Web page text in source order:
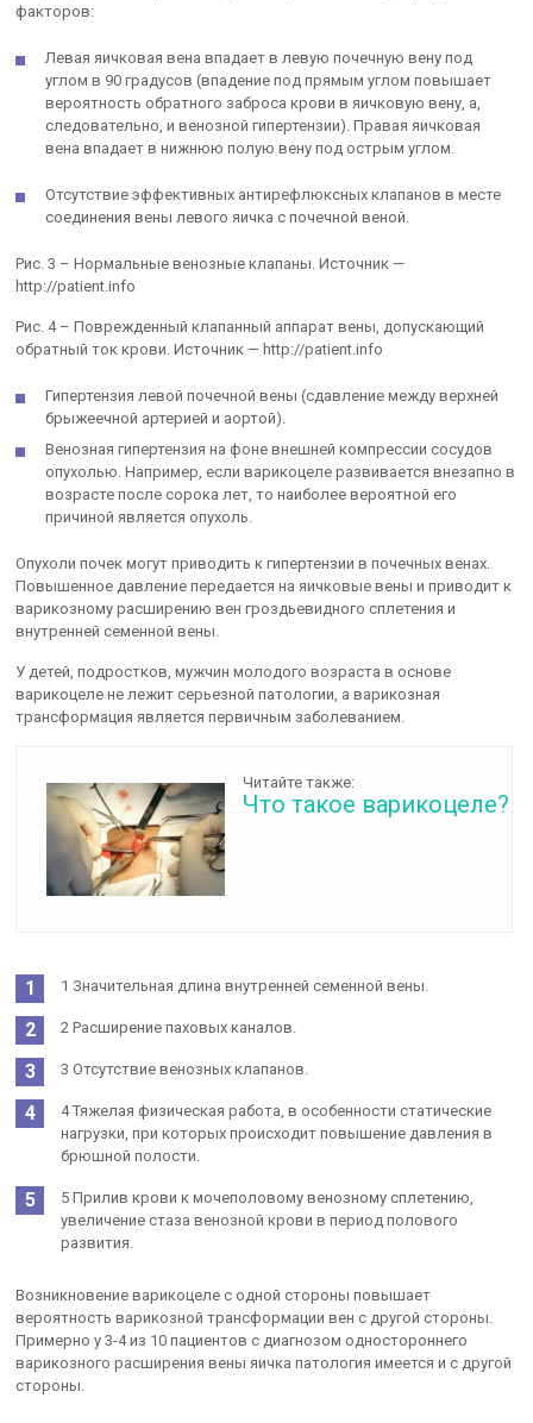
факторов:
Левая яичковая вена впадает в левую почечную вену под
углом в 90 градусов (впадение под прямым углом повышает
вероятность обратного заброса крови в яичковую вену, а,
следовательно, и венозной гипертензии). Правая яичковая
вена впадает в нижнюю полую вену под острым углом.
Отсутствие эффективных антирефлюксных клапанов в месте
соединения вены левого яичка с почечной веной.
Рис. 3 – Нормальные венозные клапаны. Источник —
http://patient.info
Рис. 4 – Поврежденный клапанный аппарат вены, допускающий
обратный ток крови. Источник — http://patient.info
Гипертензия левой почечной вены (сдавление между верхней
брыжеечной артерией и аортой).
Венозная гипертензия на фоне внешней компрессии сосудов
опухолью. Например, если варикоцеле развивается внезапно в
возрасте после сорока лет, то наиболее вероятной его
причиной является опухоль.
Опухоли почек могут приводить к гипертензии в почечных венах.
Повышенное давление передается на яичковые вены и приводит к
варикозному расширению вен гроздьевидного сплетения и
внутренней семенной вены.
У детей, подростков, мужчин молодого возраста в основе
варикоцеле не лежит серьезной патологии, а варикозная
трансформация является первичным заболеванием.
Читайте также:
Что такое варикоцеле?
1 Значительная длина внутренней семенной вены.
2 Расширение паховых каналов.
3 Отсутствие венозных клапанов.
4 Тяжелая физическая работа, в особенности статические
нагрузки, при которых происходит повышение давления в
брюшной полости.
5 Прилив крови к мочеполовому венозному сплетению,
увеличение стаза венозной крови в период полового
развития.
Возникновение варикоцеле с одной стороны повышает
вероятность варикозной трансформации вен с другой стороны.
Примерно у 3-4 из 10 пациентов с диагнозом одностороннего
варикозного расширения вены яичка патология имеется и с другой
стороны.